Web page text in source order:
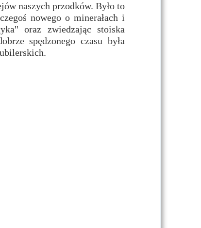
naszych przodków. Było to
nowego o minerałach i
oraz zwiedzając stoiska
spędzonego czasu była